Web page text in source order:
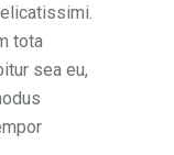
tota
sea eu,